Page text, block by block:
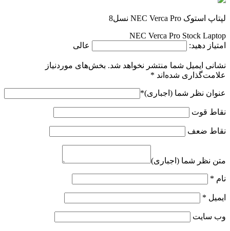
لپتاپ استوک NEC Verca Pro نسل8
NEC Verca Pro Stock Laptop
امتیاز دهید:
عالی
نشانی ایمیل شما منتشر نخواهد شد. بخش‌های موردنیاز
علامت‌گذاری شده‌اند *
عنوان نظر شما (اجباری)*
نقاط قوت
نقاط ضعف
متن نظر شما (اجباری)
نام *
ایمیل *
وب‌ سایت